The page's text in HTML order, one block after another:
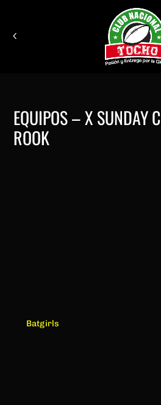
EQUIPOS – X SUNDAY
ROOK
Batgirls